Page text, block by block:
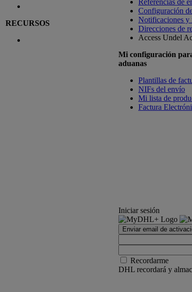
RECURSOS
Referencias de
Configuración
Notificaciones y
Direcciones de
Access Undel
Mi configuración
aduanas
Plantillas de
NIFs del envío
Mi lista de
Factura
Iniciar sesión
Enviar email de
Recordarme
DHL recordará y